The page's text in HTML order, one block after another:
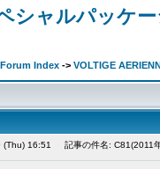
シャルパッケ
Index -> VOLTIGE
(Thu) 16:51 記事の件名: C81(2011